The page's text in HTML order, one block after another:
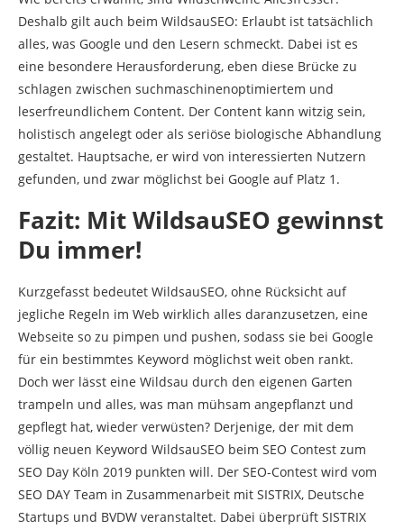
Deshalb gilt auch beim WildsauSEO: Erlaubt ist tatsächlich
alles, was Google und den Lesern schmeckt. Dabei ist es
eine besondere Herausforderung, eben diese Brücke zu
schlagen zwischen suchmaschinenoptimiertem und
leserfreundlichem Content. Der Content kann witzig sein,
holistisch angelegt oder als seriöse biologische Abhandlung
gestaltet. Hauptsache, er wird von interessierten Nutzern
gefunden, und zwar möglichst bei Google auf Platz 1.
Fazit: Mit WildsauSEO gewinnst
Du immer!
Kurzgefasst bedeutet WildsauSEO, ohne Rücksicht auf
jegliche Regeln im Web wirklich alles daranzusetzen, eine
Webseite so zu pimpen und pushen, sodass sie bei Google
für ein bestimmtes Keyword möglichst weit oben rankt.
Doch wer lässt eine Wildsau durch den eigenen Garten
trampeln und alles, was man mühsam angepflanzt und
gepflegt hat, wieder verwüsten? Derjenige, der mit dem
völlig neuen Keyword WildsauSEO beim SEO Contest zum
SEO Day Köln 2019 punkten will. Der SEO-Contest wird vom
SEO DAY Team in Zusammenarbeit mit SISTRIX, Deutsche
Startups und BVDW veranstaltet. Dabei überprüft SISTRIX